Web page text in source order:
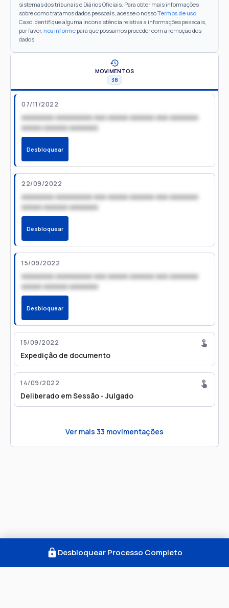
sistemas dos tribunais e Diários Oficiais. Para obter mais informações
sobre como tratamos dados pessoais, acesse o nossoTermos de uso.
Caso identifique alguma inconsistência relativa a informações pessoais,
por favor, nos informe para que possamos proceder com a remoção dos
dados.
MOVIMENTOS
38
07/11/2022
xxxxxxxx xxxxxxxxx xxx xxxxx xxxxxx xxx xxxxxxx
xxxxx xxxxxx xxxxxxx
Desbloquear
22/09/2022
xxxxxxxx xxxxxxxxx xxx xxxxx xxxxxx xxx xxxxxxx
xxxxx xxxxxx xxxxxxx
Desbloquear
15/09/2022
xxxxxxxx xxxxxxxxx xxx xxxxx xxxxxx xxx xxxxxxx
xxxxx xxxxxx xxxxxxx
Desbloquear
15/09/2022
Expedição de documento
14/09/2022
Deliberado em Sessão - Julgado
Ver mais 33 movimentações
Desbloquear Processo Completo